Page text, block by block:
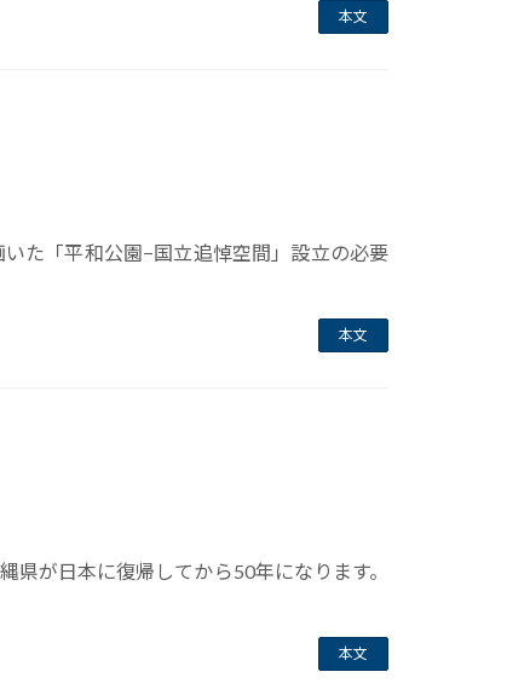
本文
た「平和公園−国立追悼空間」設立の必要
本文
が日本に復帰してから50年になります。
本文